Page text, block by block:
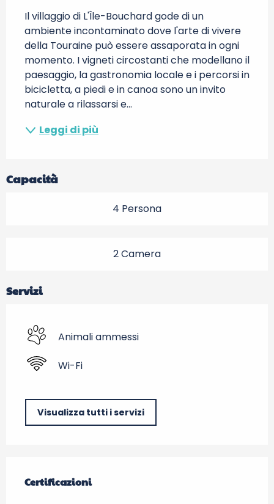
Il villaggio di L'Île-Bouchard gode di un
ambiente incontaminato dove l'arte di vivere
della Touraine può essere assaporata in ogni
momento. I vigneti circostanti che modellano il
paesaggio, la gastronomia locale e i percorsi in
bicicletta, a piedi e in canoa sono un invito
naturale a rilassarsi e...
Leggi di più
Capacità
4 Persona
2 Camera
Servizi
Animali ammessi
Wi-Fi
Visualizza tutti i servizi
Certificazioni
Certificazioni